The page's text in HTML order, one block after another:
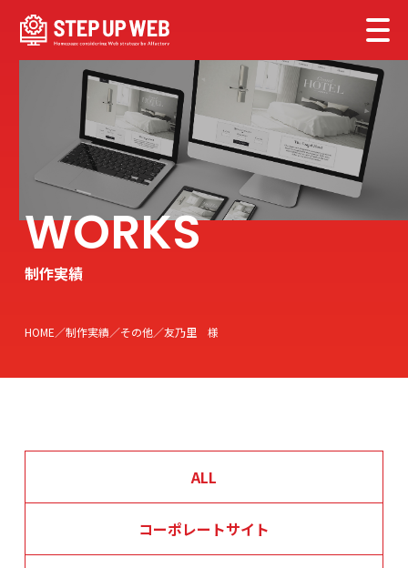
制作実績
HOME 制作実績 その他 友乃里 様
ALL
コーポレートサイト